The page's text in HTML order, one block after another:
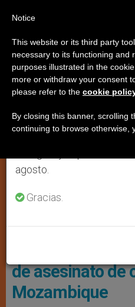
IGLESIA LOCAL
Padre Adelino Novais
Sacerdote
de asesinato de
Mozambique
Aviso importante
Del 27 de julio al 7 de
anual, aprovechando que
se generan menos
agosto.
Gracias.
Notice
This website or its third party
necessary to its functioning and
purposes illustrated in the
more or withdraw your consent
please refer to the cookie
By closing this banner, scrolling
continuing to browse otherwise,